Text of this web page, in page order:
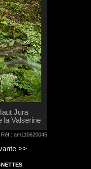
Jura
la Valserine
Réf : am110620045
>>